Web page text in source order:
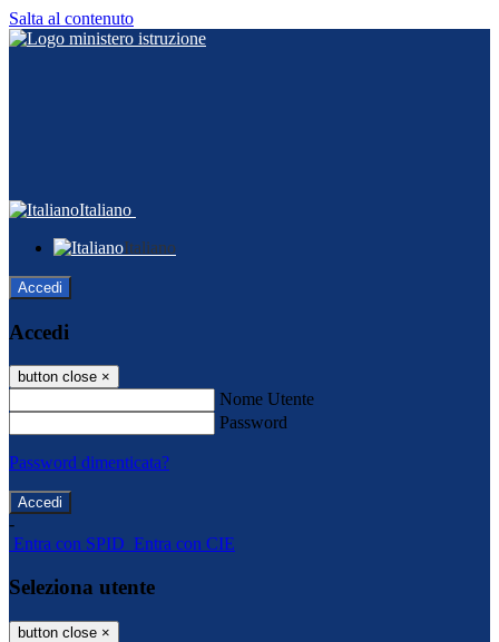
Salta al contenuto
Italiano
Italiano
Accedi
Accedi
button close ×
Nome Utente
Password
Password dimenticata?
-
Entra con SPID Entra con CIE
Seleziona utente
button close ×